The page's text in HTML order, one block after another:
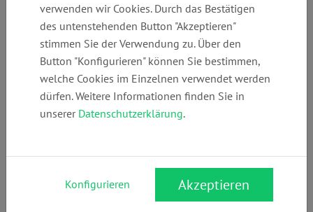
Telefon:
+49 (0)
7171926310
E-Mail:
info@kanzleijett
inger.de
Webseite:
www.kanzleijetti
nger.de
Rechtsgebiete:
Arzthaftungsrecht,Bau- & Architektenrecht
verwenden wir Cookies. Durch das Bestätigen
des untenstehenden Button "Akzeptieren"
stimmen Sie der Verwendung zu. Über den
Button "Konfigurieren" können Sie bestimmen,
welche Cookies im Einzelnen verwendet werden
dürfen. Weitere Informationen finden Sie in
unserer Datenschutzerklärung.
Konfigurieren Akzeptieren